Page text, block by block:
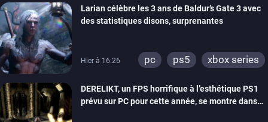
Larian célèbre les 3 ans de Baldur’s Gate 3 avec
des statistiques disons, surprenantes
Hier à 16:26 pc ps5 xbox series
DERELIKT, un FPS horrifique à l’esthétique PS1
prévu sur PC pour cette année, se montre dans